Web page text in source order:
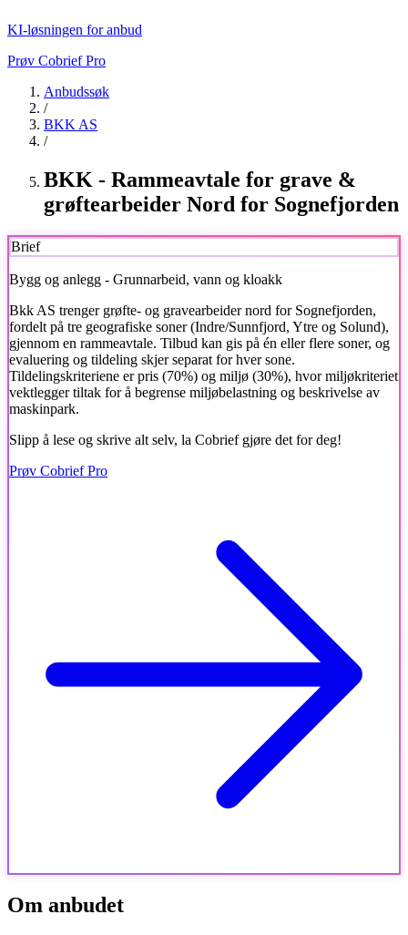
KI-løsningen for anbud
Prøv Cobrief Pro
Anbudssøk
/
BKK AS
/
BKK - Rammeavtale for grave &
grøftearbeider Nord for Sognefjorden
Brief
Bygg og anlegg - Grunnarbeid, vann og kloakk
Bkk AS trenger grøfte- og gravearbeider nord for Sognefjorden,
fordelt på tre geografiske soner (Indre/Sunnfjord, Ytre og Solund),
gjennom en rammeavtale. Tilbud kan gis på én eller flere soner, og
evaluering og tildeling skjer separat for hver sone.
Tildelingskriteriene er pris (70%) og miljø (30%), hvor miljøkriteriet
vektlegger tiltak for å begrense miljøbelastning og beskrivelse av
maskinpark.
Slipp å lese og skrive alt selv, la Cobrief gjøre det for deg!
Prøv Cobrief Pro
Om anbudet